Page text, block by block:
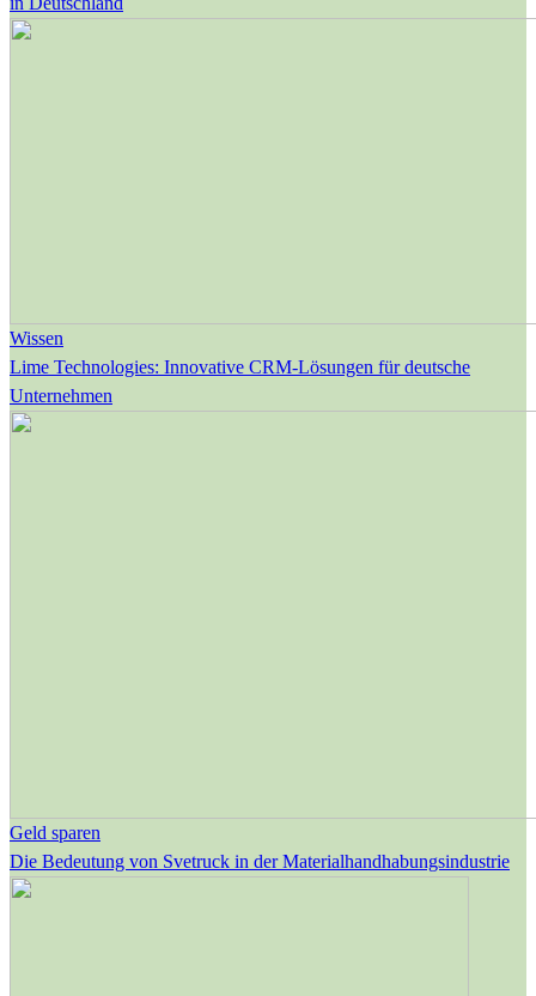
Wissen
Lime Technologies: Innovative CRM-Lösungen für deutsche
Unternehmen
Geld sparen
Die Bedeutung von Svetruck in der Materialhandhabungsindustrie